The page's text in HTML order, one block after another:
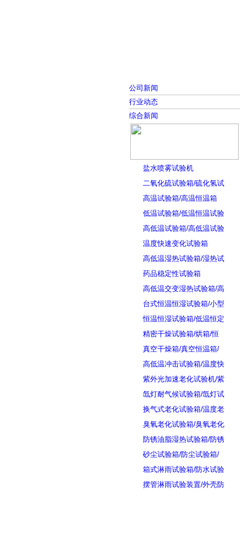
公司新闻
行业动态
综合新闻
盐水喷雾试验机
二氧化硫试验箱/硫化氢试
高温试验箱/高温恒温箱
低温试验箱/低温恒温试验
高低温试验箱/高低温试验
温度快速变化试验箱
高低温湿热试验箱/湿热试
药品稳定性试验箱
高低温交变湿热试验箱/高
台式恒温恒湿试验箱/小型
恒温恒湿试验箱/低温恒定
精密干燥试验箱/烘箱/恒
真空干燥箱/真空恒温箱/
高低温冲击试验箱/温度快
紫外光加速老化试验机/紫
氙灯耐气候试验箱/氙灯试
换气式老化试验箱/温度老
臭氧老化试验箱/臭氧老化
防锈油脂湿热试验箱/防锈
砂尘试验箱/防尘试验箱/
箱式淋雨试验箱/防水试验
摆管淋雨试验装置/外壳防